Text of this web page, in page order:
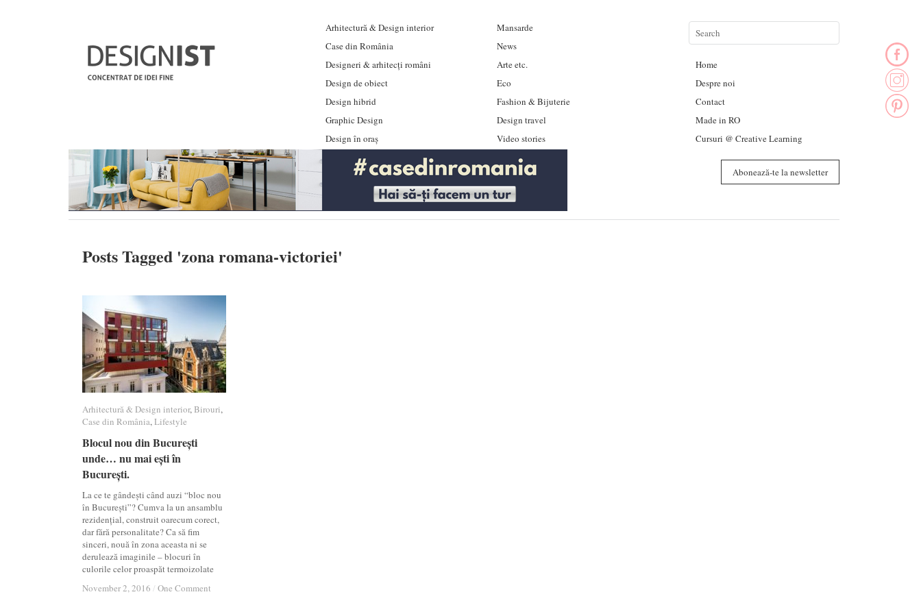
Arhitectură & Design interior
Case din România
Designeri & arhitecți români
Design de obiect
Design hibrid
Graphic Design
Design în oraș
Mansarde
News
Arte etc.
Eco
Fashion & Bijuterie
Design travel
Video stories
Home
Despre noi
Contact
Made in RO
Cursuri @ Creative Learning
Abonează-te la newsletter
Posts Tagged 'zona romana-victoriei'
Arhitectură & Design interior, Birouri,
Case din România,Lifestyle
Blocul nou din București
unde… nu mai ești în
București.
La ce te gândești când auzi “bloc nou
în București”? Cumva la un ansamblu
rezidențial, construit oarecum corect,
dar fără personalitate? Ca să fim
sinceri, nouă în zona aceasta ni se
derulează imaginile – blocuri în
culorile celor proaspăt termoizolate
November 2, 2016 / One Comment
Arhitectură & Design interior Birouri
Case din România Lifestyle
Blocul nou din București
unde… nu mai ești în
București.
November 2, 2016 / One Comment